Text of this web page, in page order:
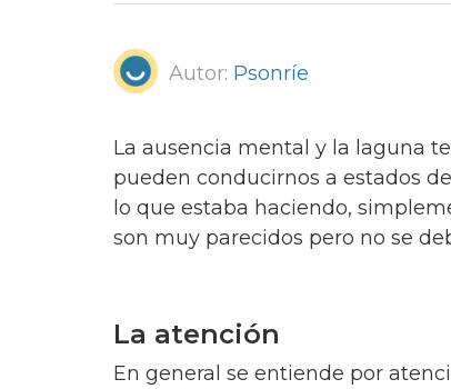
Autor: Psonríe
La ausencia mental y la laguna
pueden conducirnos a estados
lo que estaba haciendo,
son muy parecidos pero no se
La atención
En general se entiende por